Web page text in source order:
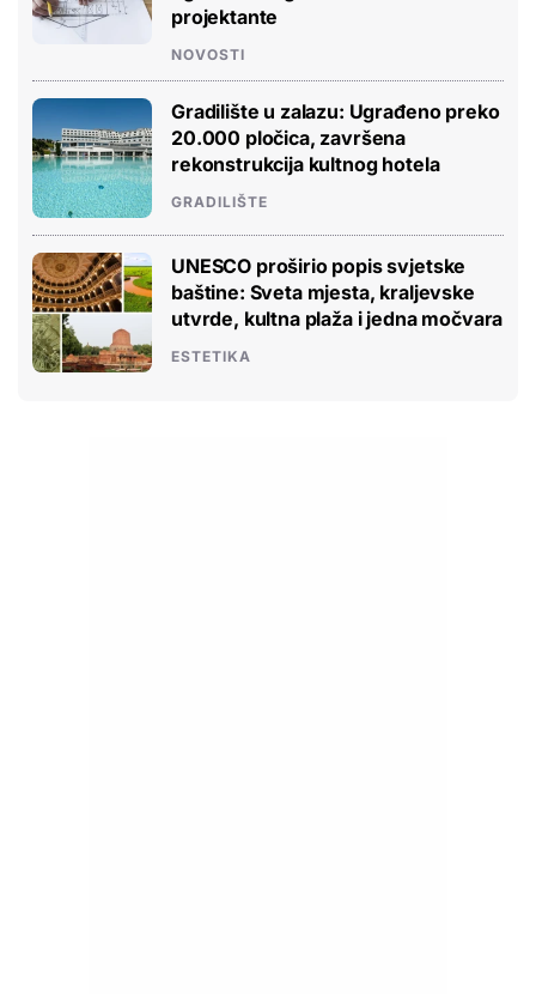
projektante
NOVOSTI
Gradilište u zalazu: Ugrađeno preko
20.000 pločica, završena
rekonstrukcija kultnog hotela
GRADILIŠTE
UNESCO proširio popis svjetske
baštine: Sveta mjesta, kraljevske
utvrde, kultna plaža i jedna močvara
ESTETIKA